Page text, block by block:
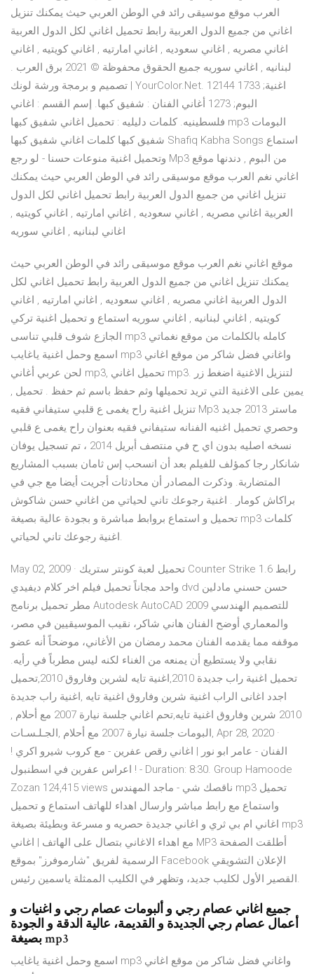
العرب موقع موسيقى رائد في الوطن العربي حيث يمكنك تنزيل
اغاني من جميع الدول العربية رابط تحميل اغاني لكل الدول العربية
اغاني مصريه , اغاني سعوديه , اغاني امارتيه , اغاني كويتيه , اغاني
لبنانيه , اغاني سوريه جميع الحقوق محفوظة © 2021 برق العرب .
تصميم و برمجة ورشة لونك | YourColor.Net. 12144 اغنية; 1733
البوم; 1273 أغاني الفنان : شفيق كبها. إسم القسم : اغاني
فلسطينيه. كلمات دليليه : تحميل اغاني شفيق كبها mp3 البومات
شفيق كبها كلمات اغاني شفيق كبها Shafiq Kabha Songs استماع
وتحميل اغنية منوعات حسنا - لو رجع Mp3 من البوم , دندنها موقع
اغاني نغم العرب موقع موسيقى رائد في الوطن العربي حيث يمكنك
تنزيل اغاني من جميع الدول العربية رابط تحميل اغاني لكل الدول
العربية اغاني مصريه , اغاني سعوديه , اغاني امارتيه , اغاني كويتيه ,
اغاني لبنانيه , اغاني سوريه
موقع اغاني نغم العرب موقع موسيقى رائد في الوطن العربي حيث
يمكنك تنزيل اغاني من جميع الدول العربية رابط تحميل اغاني لكل
الدول العربية اغاني مصريه , اغاني سعوديه , اغاني امارتيه , اغاني
كويتيه , اغاني لبنانيه , اغاني سوريه استماع و تحميل اغنية تركي
الجازع شوف قلبي تناسى mp3 كامله بالكلمات من موقع نغماتي
اسمع وحمل اغنية ياغايب mp3 واغاني فضل شاكر من موقع اغاني
لحن عربي أغاني mp3, تحميل اغاني mp3. لتنزيل الاغنية اضغط زر
يمين على الاغنية التي تريد تحميلها وثم حفظ باسم ثم حفظ . تحميل ,
تنزيل اغنية راح يغمى ع قلبي ستيفاني فقيه Mp3 ماستر 2013 جديد
وحصري تحميل اغنيه الفنانه ستيفاني فقيه بعنوان راح يغمى ع قلبي
نسخه اصليه بدون اي ح في منتصف أبريل 2014 ، تم تسجيل يوفان
شانكار رجا كمؤلف للفيلم بعد أن انسحب إس ثامان بسبب المشاريع
المتضاربة. وذكرت المصادر أن محادثات أجريت أيضا مع جي في
براكاش كومار . اغنية رجوعك تاني لحياتي من اغاني حسن شاكوش
تحميل و استماع بروابط مباشرة و بجودة عالية بصيغة mp3 كلمات
اغنية رجوعك تاني لحياتي.
May 02, 2009 · تحميل لعبة كونتر ستريك Counter Strike 1.6 رابط
واحد مجاناً تحميل فيلم اخر كلام ديفيدي dvd حسن حسني مادلين
مطر تحميل برنامج Autodesk AutoCAD 2009 للتصميم الهندسي
والمعماري أوضح الفنان هاني شاكر، نقيب الموسيقيين في مصر،
موقفه مما يقدمه الفنان محمد رمضان من الأغاني، موضحاً أنه عضو
نقابي ولا يستطيع أن يمنعه من الغناء لكنه ليس مطرباً في رأيه.
تحميل اغنية راب جديدة 2010,اغنية تايه لشرين وفاروق 2010,تحميل
اجدد اغانى الراب اغنية شرين وفاروق اغنية تايه ,اغنية راب جديدة
2010 شرين وفاروق اغنية تايه,تحم اغاني جلسة نيارة 2007 مع أحلام ,
البومات جلسة نيارة 2007 مع أحلام ,الجـلـسـات, Apr 28, 2020 ·
الفنان - عامر ابو نور | اغاني رقص عفرين - مع كروب شيرو اكري !
اعراس عفرين في اسطنبول ! - Duration: 8:30. Group Hamoode
Zozan 124,415 views ناقصك شي - ماجد المهندس mp3 تحميل
واستماع مع رابط مباشر وارسال اهداء للهاتف استماع و تحميل
اغاني ام بي ثري و اغاني جديدة حصريه و مسرعة وبطيئة بصيغة mp3
مع اهداء الاغاني بتصال على الهاتف | اغاني MP3 أطلقت الصفحة
الرسمية لفريق "شارموفرز" بموقع Facebook الإعلان التشويقي
القصير الأول لكليب جديد، وتظهر في الكليب الممثلة ياسمين رئيس.
جميع اغاني عصام رجي و ألبومات عصام رجي و اغنيات و
أعمال عصام رجي الجديدة و القديمة، عالية الدقة و الجودة
بصيغة mp3
اسمع وحمل اغنية ياغايب mp3 واغاني فضل شاكر من موقع اغاني